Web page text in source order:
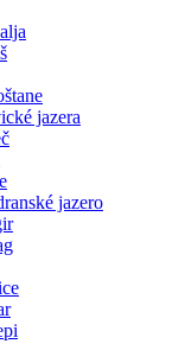
jazera
jazero